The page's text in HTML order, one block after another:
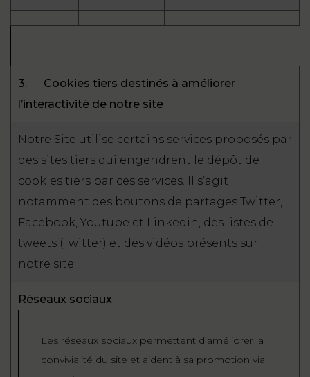
3. Cookies tiers destinés à améliorer
l’interactivité de notre site
Notre Site utilise certains services proposés par
des sites tiers qui engendrent le dépôt de
cookies tiers par ces services. Il s’agit
notamment des boutons de partages Twitter,
Facebook, Youtube et Linkedin, des listes de
tweets (Twitter) et des vidéos présents sur
notre site.
Réseaux sociaux
Les réseaux sociaux permettent d’améliorer la
convivialité du site et aident à sa promotion via